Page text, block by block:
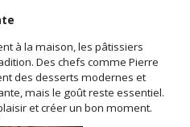
à la maison, les pâtissiers
Des chefs comme Pierre
des desserts modernes et
mais le goût reste essentiel.
et créer un bon moment.